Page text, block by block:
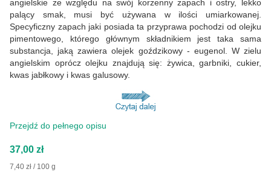
angielskie ze względu na swój korzenny zapach i ostry, lekko
palący smak, musi być używana w ilości umiarkowanej.
Specyficzny zapach jaki posiada ta przyprawa pochodzi od olejku
pimentowego, którego głównym składnikiem jest taka sama
substancja, jaką zawiera olejek goździkowy - eugenol. W zielu
angielskim oprócz olejku znajdują się: żywica, garbniki, cukier,
kwas jabłkowy i kwas galusowy.
Przejdź do pełnego opisu
Cena
37,00 zł
7,40 zł / 100 g